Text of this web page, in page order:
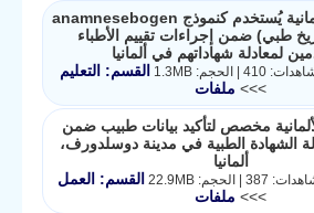
ملف باللغة الألمانية يُستخدم كنموذج anamnesebogen
طبي) ضمن إجراءات تقييم الأطباء
لمعادلة شهاداتهم في ألمانيا
القسم: التعليم
>>> ملفات
مخصص لتأكيد بيانات طبيب ضمن
الشهادة الطبية في مدينة دوسلدورف،
ألمانيا
القسم: العمل
>>> ملفات